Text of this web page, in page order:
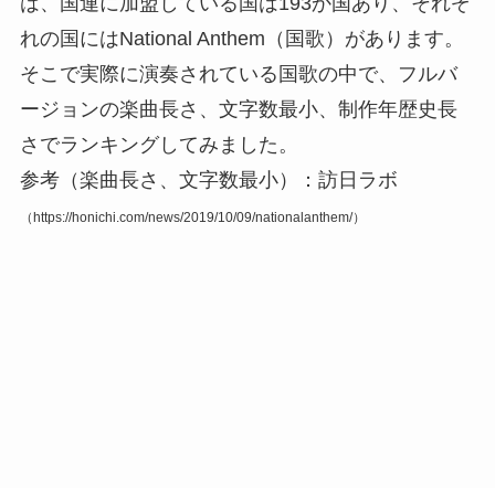
れの国にはNational Anthem（国歌）があります。
そこで実際に演奏されている国歌の中で、フルバ
ージョンの楽曲長さ、文字数最小、制作年歴史長
さでランキングしてみました。
参考（楽曲長さ、文字数最小）：訪日ラボ
（https://honichi.com/news/2019/10/09/nationalanthem/）